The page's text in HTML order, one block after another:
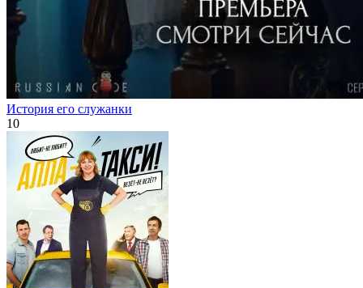
История его служанки
10